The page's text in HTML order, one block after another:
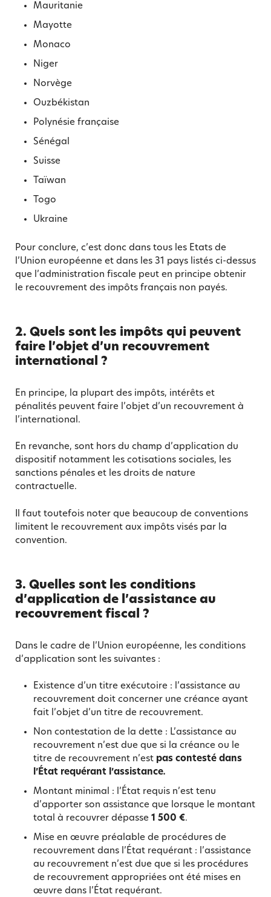
Mauritanie
Mayotte
Monaco
Niger
Norvège
Ouzbékistan
Polynésie française
Sénégal
Suisse
Taïwan
Togo
Ukraine
Pour conclure, c’est donc dans tous les Etats de
l’Union européenne et dans les 31 pays listés ci-dessus
que l’administration fiscale peut en principe obtenir
le recouvrement des impôts français non payés.
2. Quels sont les impôts qui peuvent
faire l’objet d’un recouvrement
international ?
En principe, la plupart des impôts, intérêts et
pénalités peuvent faire l’objet d’un recouvrement à
l’international.
En revanche, sont hors du champ d’application du
dispositif notamment les cotisations sociales, les
sanctions pénales et les droits de nature
contractuelle.
Il faut toutefois noter que beaucoup de conventions
limitent le recouvrement aux impôts visés par la
convention.
3. Quelles sont les conditions
d’application de l’assistance au
recouvrement fiscal ?
Dans le cadre de l’Union européenne, les conditions
d’application sont les suivantes :
Existence d’un titre exécutoire : l’assistance au
recouvrement doit concerner une créance ayant
fait l’objet d’un titre de recouvrement.
Non contestation de la dette : L’assistance au
recouvrement n’est due que si la créance ou le
titre de recouvrement n’est pas contesté dans
l’État requérant l’assistance.
Montant minimal : l’État requis n’est tenu
d’apporter son assistance que lorsque le montant
total à recouvrer dépasse 1 500 €.
Mise en œuvre préalable de procédures de
recouvrement dans l’État requérant : l’assistance
au recouvrement n’est due que si les procédures
de recouvrement appropriées ont été mises en
œuvre dans l’État requérant.